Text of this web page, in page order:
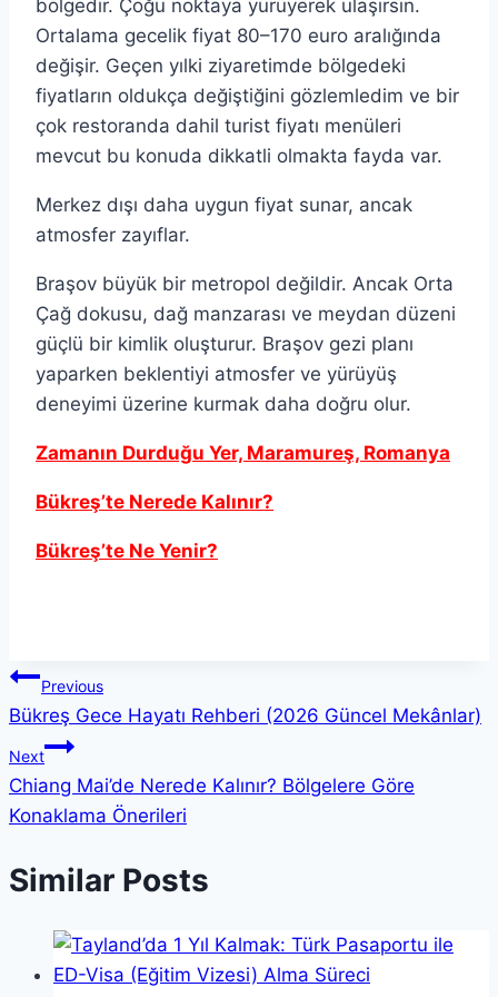
bölgedir. Çoğu noktaya yürüyerek ulaşırsın.
Ortalama gecelik fiyat 80–170 euro aralığında
değişir. Geçen yılki ziyaretimde bölgedeki
fiyatların oldukça değiştiğini gözlemledim ve bir
çok restoranda dahil turist fiyatı menüleri
mevcut bu konuda dikkatli olmakta fayda var.
Merkez dışı daha uygun fiyat sunar, ancak
atmosfer zayıflar.
Braşov büyük bir metropol değildir. Ancak Orta
Çağ dokusu, dağ manzarası ve meydan düzeni
güçlü bir kimlik oluşturur. Braşov gezi planı
yaparken beklentiyi atmosfer ve yürüyüş
deneyimi üzerine kurmak daha doğru olur.
Zamanın Durduğu Yer, Maramureş, Romanya
Bükreş’te Nerede Kalınır?
Bükreş’te Ne Yenir?
Yazı
gezinmesi
Previous
Bükreş Gece Hayatı Rehberi (2026 Güncel Mekânlar)
Next
Chiang Mai’de Nerede Kalınır? Bölgelere Göre
Konaklama Önerileri
Similar Posts